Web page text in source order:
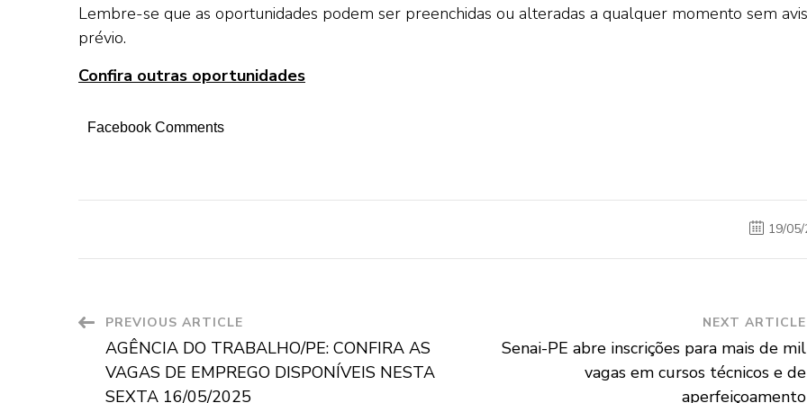
Lembre-se que as oportunidades podem ser preenchidas ou alteradas a qualquer momento sem
prévio.
Confira outras oportunidades
Facebook Comments
19/
Post
Navigation
PREVIOUS ARTICLE
AGÊNCIA DO TRABALHO/PE: CONFIRA AS
VAGAS DE EMPREGO DISPONÍVEIS NESTA
SEXTA 16/05/2025
NEXT ARTICLE
Senai-PE abre inscrições para mais de mil
vagas em cursos técnicos e de
aperfeiçoamento